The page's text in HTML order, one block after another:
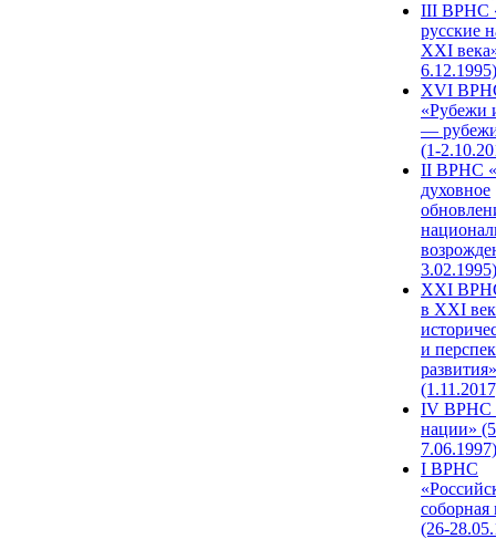
III ВРНС
русские
XXI
6.12.1995)
XVI
«Рубежи
—
(1-
II ВРНС
духовное
3.02.1995)
XХI
в XXI
и
развития»
IV ВРНС
нации»
7.06.1997)
I ВРНС
(26-